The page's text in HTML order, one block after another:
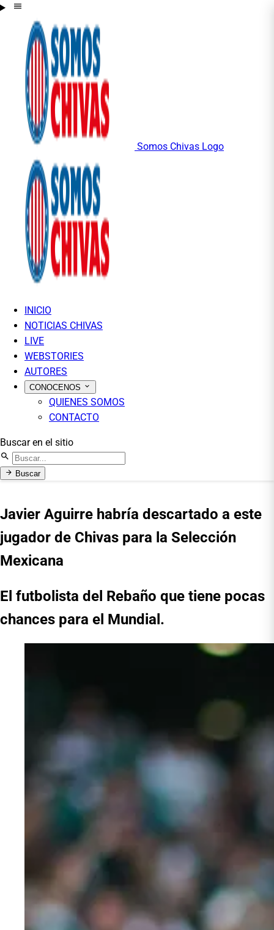
Somos Chivas Logo
INICIO
NOTICIAS CHIVAS
LIVE
WEBSTORIES
AUTORES
CONOCENOS
QUIENES SOMOS
CONTACTO
Buscar en el sitio
Buscar
Javier Aguirre habría descartado a este
jugador de Chivas para la Selección
Mexicana
El futbolista del Rebaño que tiene pocas
chances para el Mundial.